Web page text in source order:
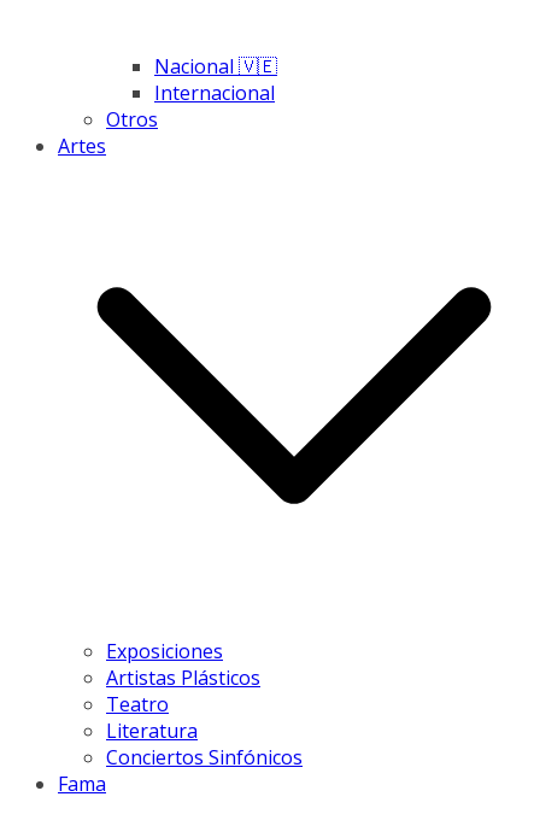
Nacional 🇻🇪
Internacional
Otros
Artes
Exposiciones
Artistas Plásticos
Teatro
Literatura
Conciertos Sinfónicos
Fama